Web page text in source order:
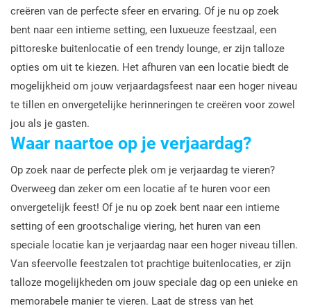
creëren van de perfecte sfeer en ervaring. Of je nu op zoek
bent naar een intieme setting, een luxueuze feestzaal, een
pittoreske buitenlocatie of een trendy lounge, er zijn talloze
opties om uit te kiezen. Het afhuren van een locatie biedt de
mogelijkheid om jouw verjaardagsfeest naar een hoger niveau
te tillen en onvergetelijke herinneringen te creëren voor zowel
jou als je gasten.
Waar naartoe op je verjaardag?
Op zoek naar de perfecte plek om je verjaardag te vieren?
Overweeg dan zeker om een locatie af te huren voor een
onvergetelijk feest! Of je nu op zoek bent naar een intieme
setting of een grootschalige viering, het huren van een
speciale locatie kan je verjaardag naar een hoger niveau tillen.
Van sfeervolle feestzalen tot prachtige buitenlocaties, er zijn
talloze mogelijkheden om jouw speciale dag op een unieke en
memorabele manier te vieren. Laat de stress van het